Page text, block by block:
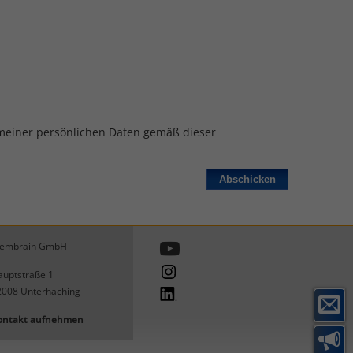
persönlichen Daten gemäß dieser
GmbH
1
Unterhaching
aufnehmen